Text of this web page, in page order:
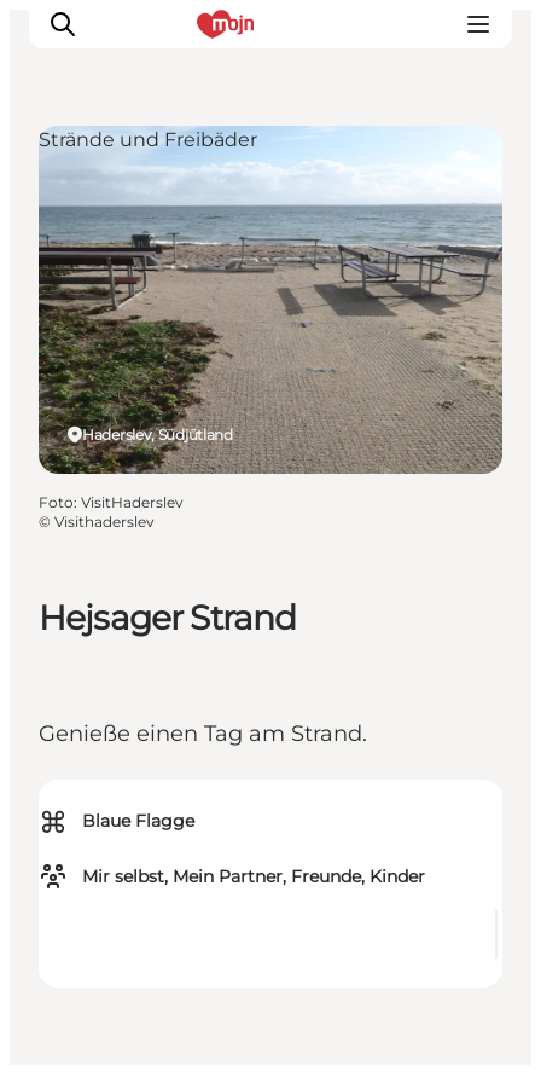
Erlebnisse
Städte und Regionen
Events
Übernachtung
Plane deine Reise
Booking
Hejsager Strand
Genieße einen Tag am Strand.
⌘ Blaue Flagge
Mir selbst, Mein Partner, Freunde, Kinder
Haderslev, Südjütland
Strände und Freibäder
Foto: VisitHaderslev
© Visithaderslev